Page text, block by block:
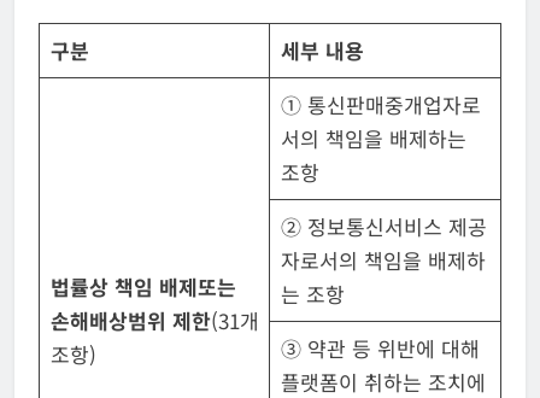
구분 세부 내용
법률상 책임 배제또는
손해배상범위 제한(31개
조항)
① 통신판매중개업자로
서의 책임을 배제하는
조항
② 정보통신서비스 제공
자로서의 책임을 배제하
는 조항
③ 약관 등 위반에 대해
플랫폼이 취하는 조치에